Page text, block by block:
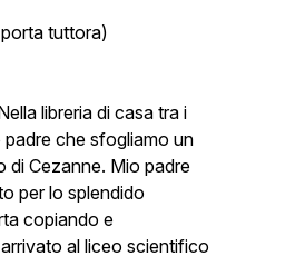
tuttora)
libreria di casa tra i
che sfogliamo un
di Cezanne. Mio padre
per lo splendido
copiando e
al liceo scientifico